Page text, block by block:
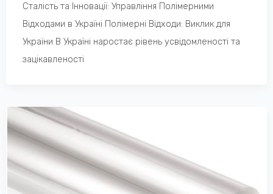
Сталість та Інновації: Управління Полімерними
Відходами в Україні Полімерні Відходи: Виклик для
України В Україні наростає рівень усвідомленості та
зацікавленості